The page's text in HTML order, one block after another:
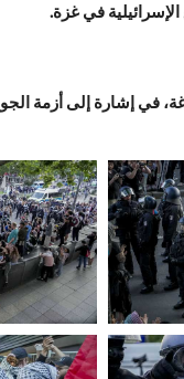
الإسرائيلية في غزة.
في إشارة إلى أزمة